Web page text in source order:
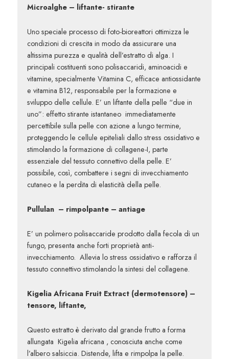
Microalghe – liftante- stirante
Uno speciale processo di foto-bioreattori ottimizza le
condizioni di crescita in modo da assicurare una
altissima purezza e qualità dell’estratto di alga. I
principali costituenti sono polisaccaridi, aminoacidi e
vitamine, specialmente Vitamina C, efficace antiossidante
e vitamina B12, responsabile per la formazione e
sviluppo delle cellule. E’ un liftante della pelle “due in
uno”: effetto stirante istantaneo immediatamente
percettibile sulla pelle con azione a lungo termine,
proteggendo le cellule epiteliali dallo stress ossidativo e
stimolando la formazione di collagene-I, parte
essenziale del tessuto connettivo della pelle. E’
possibile, così, combattere i segni di invecchiamento
cutaneo e la perdita di elasticità della pelle.
Pullulan – rimpolpante – antiage
E’ un polimero polisaccaride prodotto dalla fecola di un
fungo, presenta anche forti proprietà anti-
invecchiamento. Allevia lo stress ossidativo e rafforza il
tessuto connettivo stimolando la sintesi del collagene.
Kigelia Africana Fruit Extract (dermotensore) –
tensore, liftante,
Questo estratto è derivato dal grande frutto a forma
allungata Kigelia africana , conosciuta anche come
l’albero salsiccia. Distende, lifta e rimpolpa la pelle.